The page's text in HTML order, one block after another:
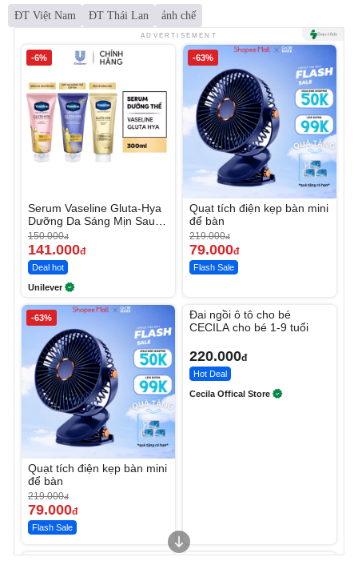
ĐT Việt Nam ĐT Thái Lan ảnh chế
ADVERTISEMENT
-6%
Serum Vaseline Gluta-Hya
Dưỡng Da Sáng Mịn Sau 7
Ngày
150.000đ
141.000đ
Deal hot
Unilever
-63%
Quạt tích điện kẹp bàn mini
để bàn
219.000đ
79.000đ
Flash Sale
-63%
Quạt tích điện kẹp bàn mini
để bàn
219.000đ
79.000đ
Flash Sale
Đai ngồi ô tô cho bé
CECILA cho bé 1-9 tuổi
220.000đ
Hot Deal
Cecila Offical Store